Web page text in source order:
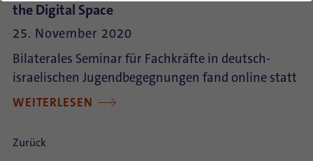
the Digital Space
25. November 2020
Bilaterales Seminar für Fachkräfte in deutsch-
israelischen Jugendbegegnungen fand online statt
WEITERLESEN
Zurück